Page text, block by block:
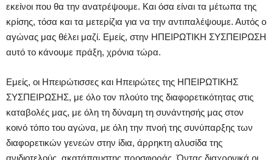
εκείνοι που θα την ανατρέψουμε. Και όσα είναι τα μέτωπα της
κρίσης, τόσα και τα μετερίζια για να την αντιπαλέψουμε. Αυτός ο
αγώνας μας θέλει μαζί. Εμείς, στην ΗΠΕΙΡΩΤΙΚΗ ΣΥΣΠΕΙΡΩΣΗ
αυτό το κάνουμε πράξη, χρόνια τώρα.
Εμείς, οι Ηπειρώτισσες και Ηπειρώτες της ΗΠΕΙΡΩΤΙΚΗΣ
ΣΥΣΠΕΙΡΩΣΗΣ, με όλο τον πλούτο της διαφορετικότητας στις
καταβολές μας, με όλη τη δύναμη τη συνάντησής μας στον
κοινό τόπο του αγώνα, με όλη την πνοή της συνύπαρξης των
διαφορετικών γενεών στην ίδια, άρρηκτη αλυσίδα της